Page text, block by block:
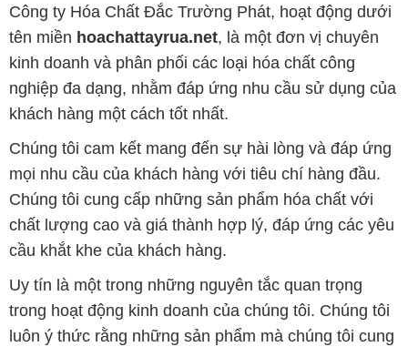
Công ty Hóa Chất Đắc Trường Phát, hoạt động dưới
tên miền hoachattayrua.net, là một đơn vị chuyên
kinh doanh và phân phối các loại hóa chất công
nghiệp đa dạng, nhằm đáp ứng nhu cầu sử dụng của
khách hàng một cách tốt nhất.
Chúng tôi cam kết mang đến sự hài lòng và đáp ứng
mọi nhu cầu của khách hàng với tiêu chí hàng đầu.
Chúng tôi cung cấp những sản phẩm hóa chất với
chất lượng cao và giá thành hợp lý, đáp ứng các yêu
cầu khắt khe của khách hàng.
Uy tín là một trong những nguyên tắc quan trọng
trong hoạt động kinh doanh của chúng tôi. Chúng tôi
luôn ý thức rằng những sản phẩm mà chúng tôi cung